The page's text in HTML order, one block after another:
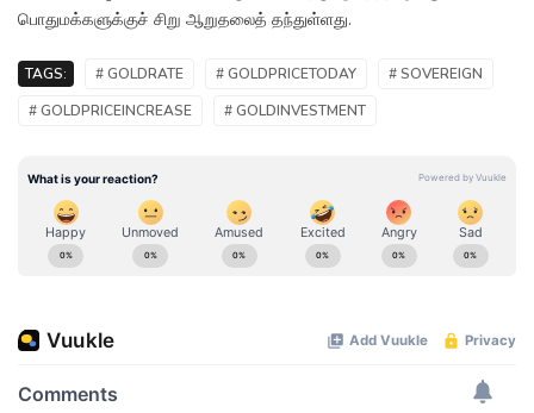
பொதுமக்களுக்குச் சிறு ஆறுதலைத் தந்துள்ளது.
TAGS: # GOLDRATE # GOLDPRICETODAY
# SOVEREIGN
# GOLDPRICEINCREASE
# GOLDINVESTMENT